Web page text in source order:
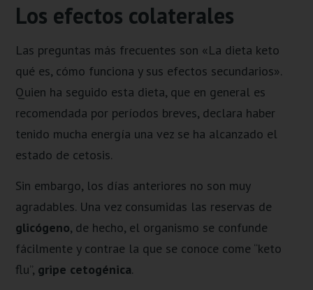
Los efectos colaterales
Las preguntas más frecuentes son «La dieta keto
qué es, cómo funciona y sus efectos secundarios».
Quien ha seguido esta dieta, que en general es
recomendada por períodos breves, declara haber
tenido mucha energía una vez se ha alcanzado el
estado de cetosis.
Sin embargo, los días anteriores no son muy
agradables. Una vez consumidas las reservas de
glicógeno, de hecho, el organismo se confunde
fácilmente y contrae la que se conoce come “keto
flu”, gripe cetogénica.